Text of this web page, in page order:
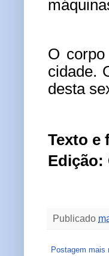
O
cidade.
desta
Texto e
Edição:
Publicado
Postagem mais